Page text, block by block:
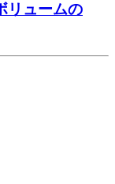
リュームの